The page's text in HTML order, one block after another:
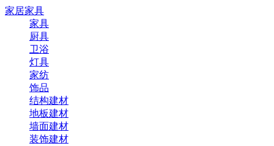
家居家具
家具
厨具
卫浴
灯具
家纺
饰品
结构建材
地板建材
墙面建材
装饰建材